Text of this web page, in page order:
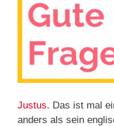
Justus. Das ist mal
anders als sein